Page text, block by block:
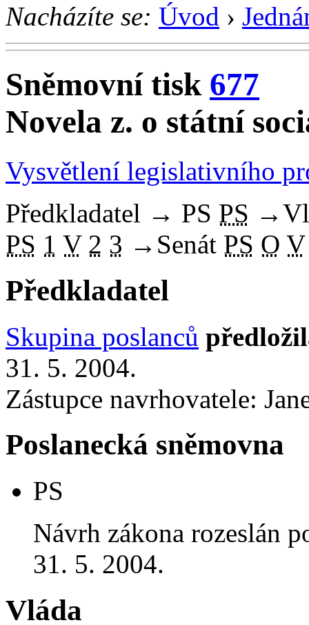
Nacházíte se: Úvod ›
Sněmovní tisk 677
Novela z. o státní
Vysvětlení legislativního
Předkladatel → PS PS →
PS 1 V 2 3 → Senát PS O V
Předkladatel
Skupina poslanců
31. 5. 2004.
Zástupce navrhovatele:
Poslanecká sněmovna
PS
Návrh zákona rozeslán
31. 5. 2004.
Vláda